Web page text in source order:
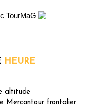
HEURE
altitude
Mercantour frontalier